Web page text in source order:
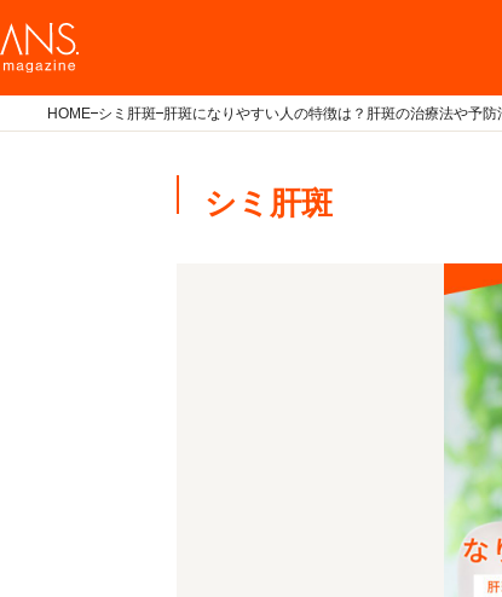
HOME シミ肝斑 肝斑になりやすい人の特徴は？肝斑の治療法や予防
シミ肝斑